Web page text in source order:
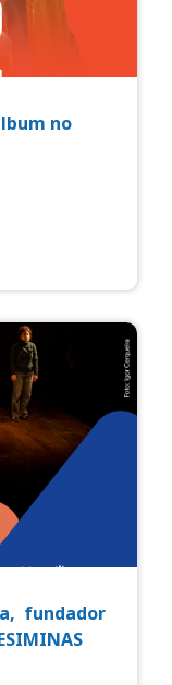
no
fundador